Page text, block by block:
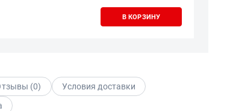
В КОРЗИНУ
(0)
Условия доставки